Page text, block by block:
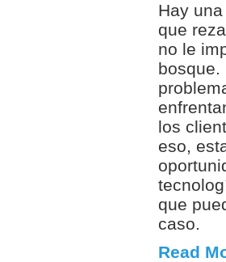
Hay
que
no le
bosque.
los
eso,
que
caso.
Read